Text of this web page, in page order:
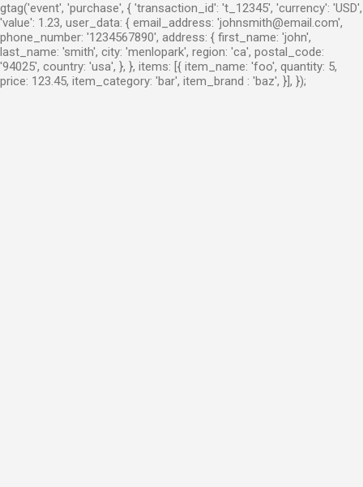
gtag('event', 'purchase', { 'transaction_id': 't_12345', 'currency': 'USD',
'value': 1.23, user_data: { email_address: 'johnsmith@email.com',
phone_number: '1234567890', address: { first_name: 'john',
last_name: 'smith', city: 'menlopark', region: 'ca', postal_code:
'94025', country: 'usa', }, }, items: [{ item_name: 'foo', quantity: 5,
price: 123.45, item_category: 'bar', item_brand : 'baz', }], });